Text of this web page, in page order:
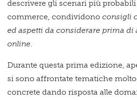
descrivere gli scenari più probabili
commerce, condividono consigli
ed aspetti da considerare prima di
online
Durante questa prima edizione,
si sono affrontate tematiche
concrete dando risposta alle